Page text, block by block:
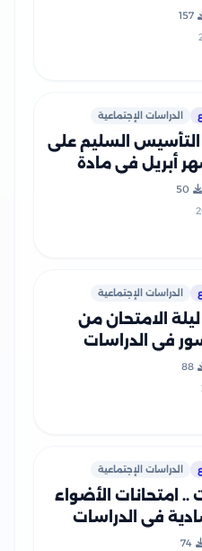
157
الدراسات الإجتماعية
السليم على
أبريل في مادة
50
الدراسات الإجتماعية
الامتحان من
في الدراسات
للصف الرابع
الترم الثاني بصيغة
88
الدراسات الإجتماعية
.. امتحانات الأضواء
في الدراسات
للصف الرابع74